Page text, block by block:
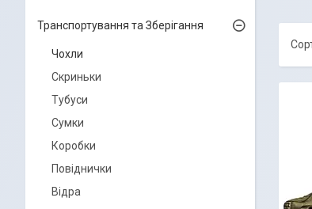
Транспортування та Зберігання
Чохли
Скриньки
Тубуси
Сумки
Коробки
Повіднички
Відра